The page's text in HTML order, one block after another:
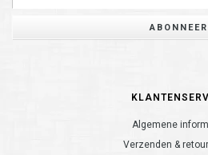
ABONNEER
Algemene
Verzenden &